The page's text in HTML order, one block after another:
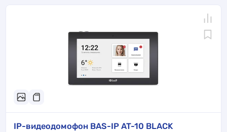
IP-видеодомофон BAS-IP AT-10 BLACK